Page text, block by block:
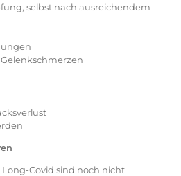
selbst nach ausreichendem
Covid sind noch nicht